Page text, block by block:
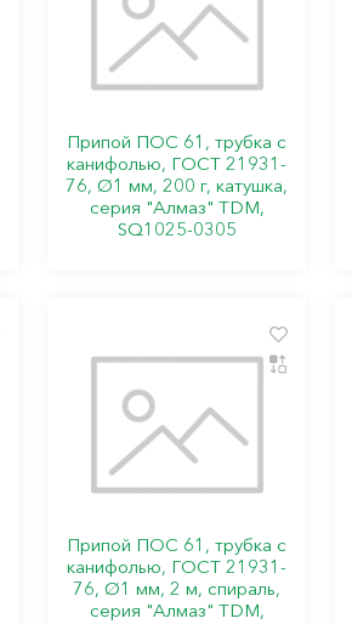
Припой ПОС 61, трубка с
канифолью, ГОСТ 21931-
76, Ø1 мм, 200 г, катушка,
серия "Алмаз" TDM,
SQ1025-0305
Припой ПОС 61, трубка с
канифолью, ГОСТ 21931-
76, Ø1 мм, 2 м, спираль,
серия "Алмаз" TDM,